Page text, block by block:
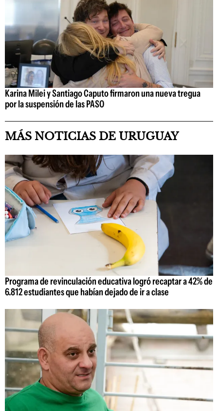
Karina Milei y Santiago Caputo firmaron una nueva tregua
por la suspensión de las PASO
MÁS NOTICIAS DE URUGUAY
Programa de revinculación educativa logró recaptar a 42% de
6.812 estudiantes que habían dejado de ir a clase